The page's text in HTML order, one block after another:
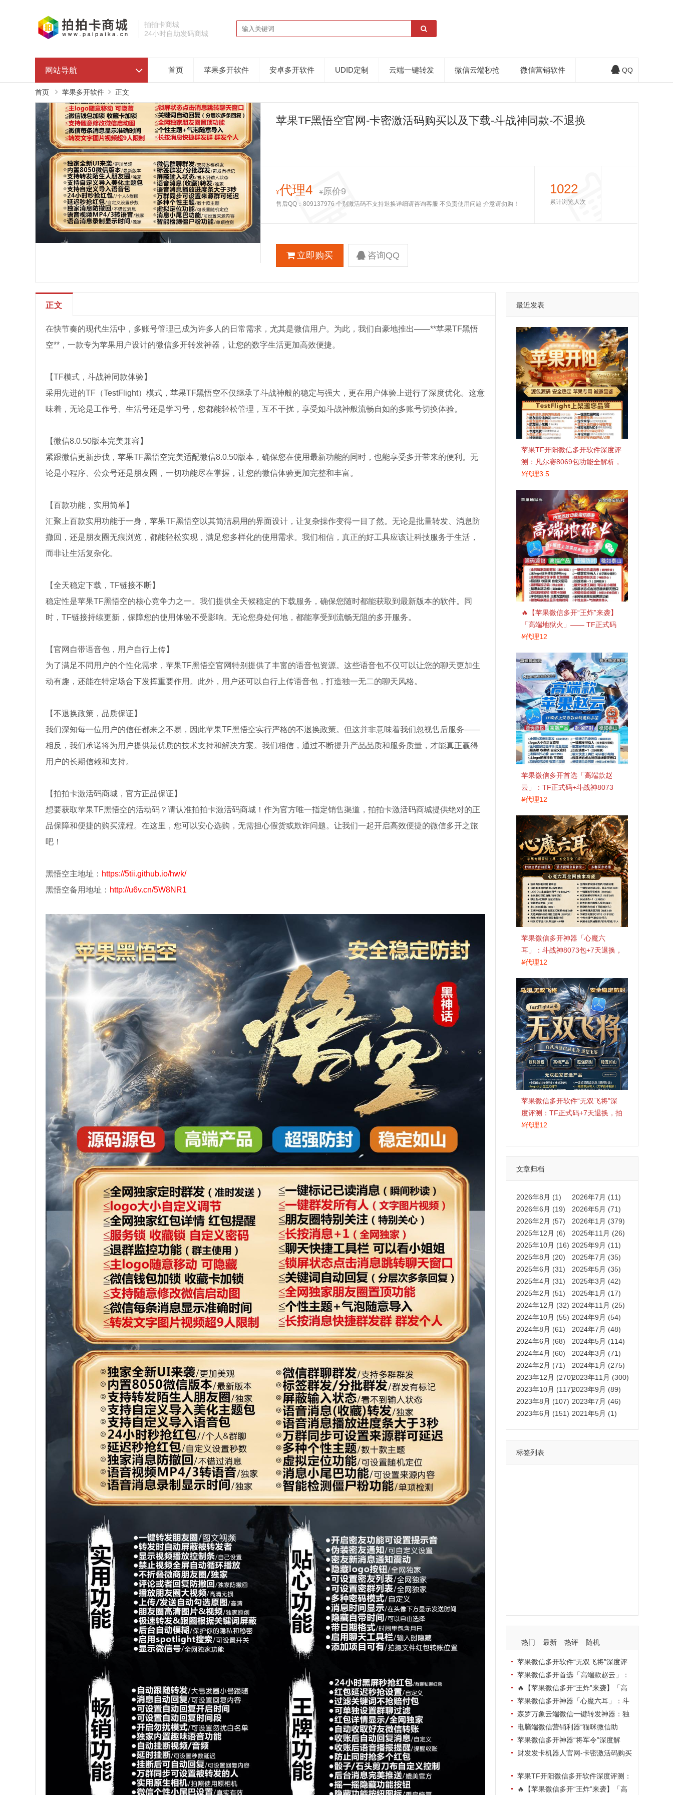
拍拍卡商城
24小时自助发码商城
网站导航 首页 苹果多开软件 安卓多开软件 UDID定制 云端一键转发 微信云端秒抢 微信营销软件 QQ
首页 苹果多开软件 正文
苹果TF黑悟空官网-卡密激活码购买以及下载-斗战神同款-不退换
¥代理4 ¥原价9
售后QQ：809137976 个别激活码不支持退换详细请咨询客服 不负责使用问题 介意请勿购！
1022
累计浏览人次
立即购买 咨询QQ
正文
在快节奏的现代生活中，多账号管理已成为许多人的日常需求，尤其是微信用户。为此，我们自豪地推出——**苹果TF黑悟
空**，一款专为苹果用户设计的微信多开转发神器，让您的数字生活更加高效便捷。
【TF模式，斗战神同款体验】
采用先进的TF（TestFlight）模式，苹果TF黑悟空不仅继承了斗战神般的稳定与强大，更在用户体验上进行了深度优化。这意
味着，无论是工作号、生活号还是学习号，您都能轻松管理，互不干扰，享受如斗战神般流畅自如的多账号切换体验。
【微信8.0.50版本完美兼容】
紧跟微信更新步伐，苹果TF黑悟空完美适配微信8.0.50版本，确保您在使用最新功能的同时，也能享受多开带来的便利。无
论是小程序、公众号还是朋友圈，一切功能尽在掌握，让您的微信体验更加完整和丰富。
【百款功能，实用简单】
汇聚上百款实用功能于一身，苹果TF黑悟空以其简洁易用的界面设计，让复杂操作变得一目了然。无论是批量转发、消息防
撤回，还是朋友圈无痕浏览，都能轻松实现，满足您多样化的使用需求。我们相信，真正的好工具应该让科技服务于生活，
而非让生活复杂化。
【全天稳定下载，TF链接不断】
稳定性是苹果TF黑悟空的核心竞争力之一。我们提供全天候稳定的下载服务，确保您随时都能获取到最新版本的软件。同
时，TF链接持续更新，保障您的使用体验不受影响。无论您身处何地，都能享受到流畅无阻的多开服务。
【官网自带语音包，用户自行上传】
为了满足不同用户的个性化需求，苹果TF黑悟空官网特别提供了丰富的语音包资源。这些语音包不仅可以让您的聊天更加生
动有趣，还能在特定场合下发挥重要作用。此外，用户还可以自行上传语音包，打造独一无二的聊天风格。
【不退换政策，品质保证】
我们深知每一位用户的信任都来之不易，因此苹果TF黑悟空实行严格的不退换政策。但这并非意味着我们忽视售后服务——
相反，我们承诺将为用户提供最优质的技术支持和解决方案。我们相信，通过不断提升产品品质和服务质量，才能真正赢得
用户的长期信赖和支持。
【拍拍卡激活码商城，官方正品保证】
想要获取苹果TF黑悟空的活动码？请认准拍拍卡激活码商城！作为官方唯一指定销售渠道，拍拍卡激活码商城提供绝对的正
品保障和便捷的购买流程。在这里，您可以安心选购，无需担心假货或欺诈问题。让我们一起开启高效便捷的微信多开之旅
吧！
黑悟空主地址： https://5tii.github.io/hwk/
黑悟空备用地址： http://u6v.cn/5W8NR1
最近发表
苹果TF开阳微信多开软件深度评
测：凡尔赛8069包功能全解析，
TestFlight稳定版上架，激活认准
¥代理3.5
🔥【苹果微信多开“王炸”来袭】
「高端地狱火」—— TF正式码
+斗战神8073包，7天退换，安全
¥代理12
苹果微信多开首选「高端款赵
云」：TF正式码+斗战神8073
包，7天退换认准拍拍卡激活码
¥代理12
苹果微信多开神器「心魔六
耳」：斗战神8073包+7天退换，
认准拍拍卡激活码商城
¥代理12
苹果微信多开软件“无双飞将”深
度评测：TF正式码+7天退换，拍
拍卡激活码商城正品保障
¥代理12
文章归档
2026年8月 (1)
2026年7月 (11)
2026年6月 (19)
2026年5月 (71)
2026年2月 (57)
2026年1月 (379)
2025年12月 (6)
2025年11月 (26)
2025年10月 (16) 2025年9月 (11)
2025年8月 (20)
2025年7月 (35)
2025年6月 (31)
2025年5月 (35)
2025年4月 (31)
2025年3月 (42)
2025年2月 (51)
2025年1月 (17)
2024年12月 (32) 2024年11月 (25)
2024年10月 (55) 2024年9月 (54)
2024年8月 (61)
2024年7月 (48)
2024年6月 (68)
2024年5月 (114)
2024年4月 (60)
2024年3月 (71)
2024年2月 (71)
2024年1月 (275)
2023年12月 (270)2023年11月 (300)
2023年10月 (117)2023年9月 (89)
2023年8月 (107) 2023年7月 (46)
2023年6月 (151) 2021年5月 (1)
标签列表
热门 最新 热评 随机
苹果微信多开软件“无双飞将”深度评
测：TF正式码+7天退换，拍拍卡激活
码商城正品保障
苹果微信多开首选「高端款赵云」：
TF正式码+斗战神8073包，7天退换认
准拍拍卡激活码商城
🔥【苹果微信多开“王炸”来袭】「高
端地狱火」—— TF正式码+斗战神807
3包，7天退换，安全防封，多开自由触
手可及！
苹果微信多开神器「心魔六耳」：斗
战神8073包+7天退换，认准拍拍卡激
活码商城
森罗万象云端微信一键转发神器：独
家源码·安全防封·月卡季卡半年卡年卡
授权，7天无理由退换！
电脑端微信营销利器“猫咪微信助
手”深度评测：7大模块功能全解析，多
卡种授权灵活选
苹果微信多开神器“将军令”深度解
析：8073版本包+TF外侧码，微商营销
财发发卡机器人官网-卡密激活码购买
换苹果TF开阳微信多开软件深度评测：
凡尔赛8069包功能全解析，TestFlight
🔥【苹果微信多开“王炸”来袭】「高